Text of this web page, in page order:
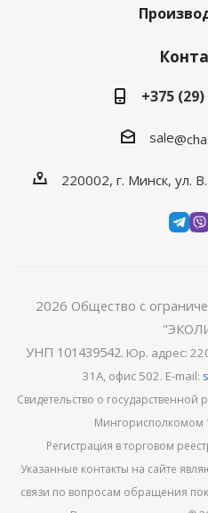
+375
sale
220002, г. Минск, ул.
2026 Общество с
УНП 101439542. Юр. адрес:
31А, офис 502. E-mail:
Свидетельство о
Мингорисполкомом
Регистрация в торговом
Указанные контакты на сайте
связи по вопросам обращения